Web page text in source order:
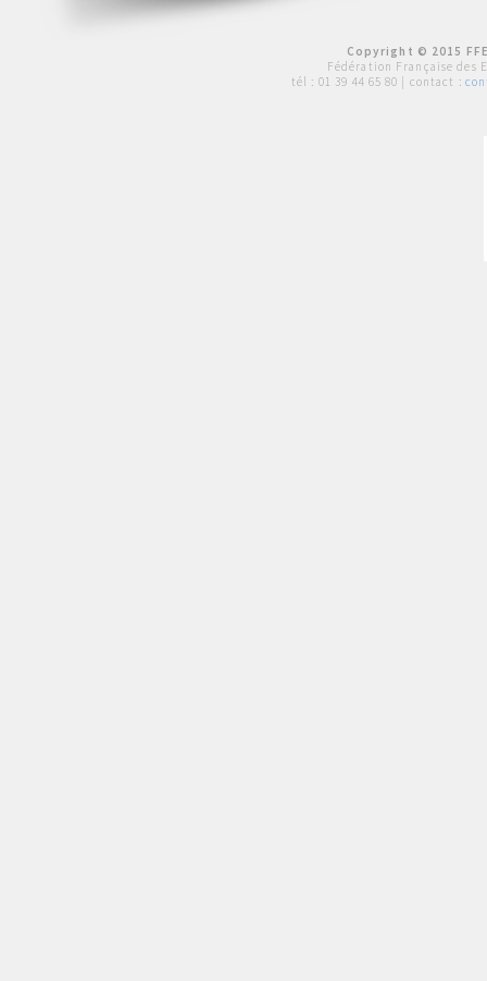
Copyright © 2015
Fédération Française des
tél : 01 39 44 65 80 | contact :